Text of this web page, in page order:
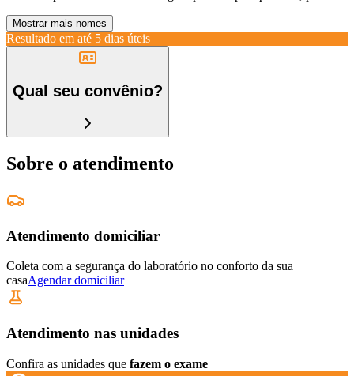
Mostrar mais nomes
Resultado em até 5 dias úteis
Qual seu convênio?
Sobre o atendimento
Atendimento domiciliar
Coleta com a segurança do laboratório no conforto da sua
casaAgendar domiciliar
Atendimento nas unidades
Confira as unidades que fazem o exame